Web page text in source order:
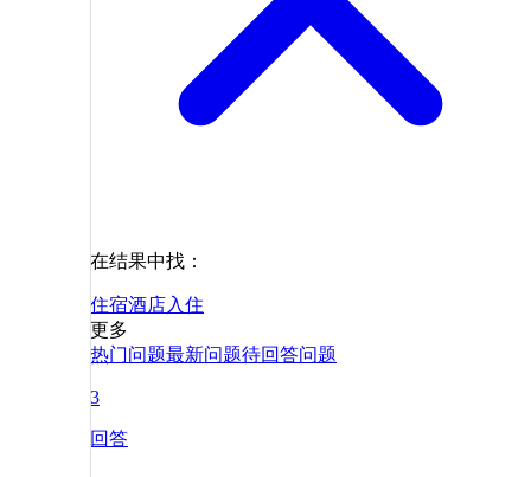
在结果中找：
住宿酒店入住
更多
热门问题最新问题待回答问题
3
回答